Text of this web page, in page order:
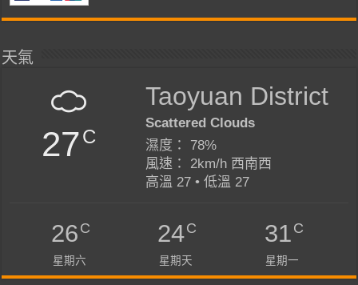
天氣
27C
Taoyuan District
Scattered Clouds
濕度： 78%
風速： 2km/h 西南西
高溫 27 • 低溫 27
26C
星期六
24C
星期天
31C
星期一